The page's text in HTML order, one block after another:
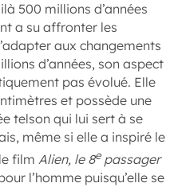
500 millions d’années
a su affronter les
aux changements
d’années, son aspect
pas évolué. Elle
et possède une
telson qui lui sert à se
même si elle a inspiré le
film Alien, le 8epassager
l’homme puisqu’elle se